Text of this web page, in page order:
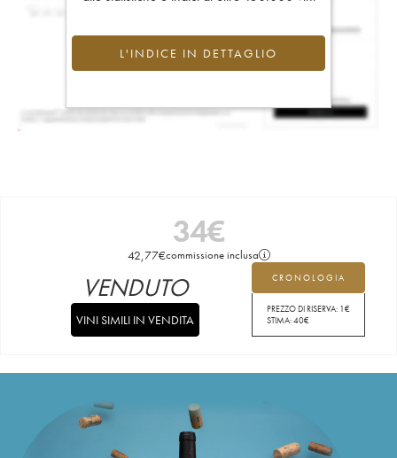
L'INDICE IN DETTAGLIO
34€
42,77€commissione inclusa
CRONOLOGIA
PREZZO DI RISERVA: 1€
STIMA:40€
VENDUTO
VINI SIMILI IN VENDITA